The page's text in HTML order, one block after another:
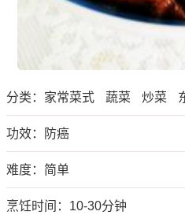
分类： 家常菜式 蔬菜 炒菜
功效：防癌
难度：简单
烹饪时间：10-30分钟